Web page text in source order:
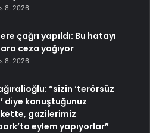
8, 2026
çağrı yapıldı: Bu hatayı
ceza yağıyor
8, 2026
“sizin ‘terörsüz
diye konuştuğunuz
gazilerimiz
eylem yapıyorlar”